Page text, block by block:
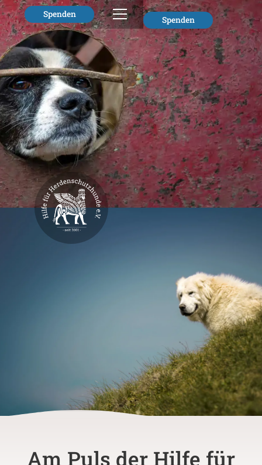
Spenden
Spenden
Am Puls der Hilfe für